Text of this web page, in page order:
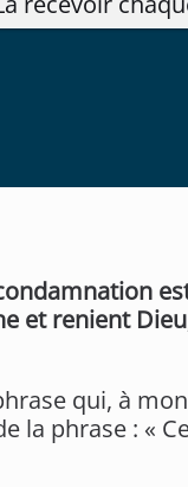
et renient
qui, à
la phrase : «